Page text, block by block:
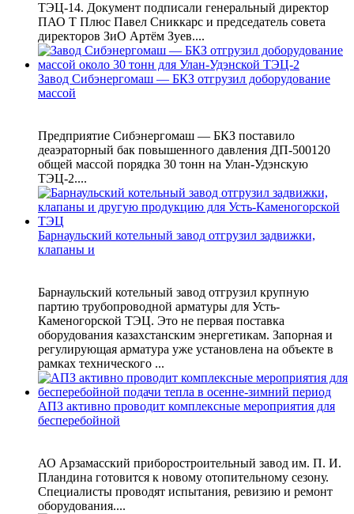
ТЭЦ-14. Документ подписали генеральный директор
ПАО Т Плюс Павел Сниккарс и председатель совета
директоров ЗиО Артём Зуев....
Завод Сибэнергомаш — БКЗ отгрузил доборудование
массой
Предприятие Сибэнергомаш — БКЗ поставило
деаэраторный бак повышенного давления ДП‑500120
общей массой порядка 30 тонн на Улан‑Удэнскую
ТЭЦ‑2....
Барнаульский котельный завод отгрузил задвижки,
клапаны и
Барнаульский котельный завод отгрузил крупную
партию трубопроводной арматуры для Усть-
Каменогорской ТЭЦ. Это не первая поставка
оборудования казахстанским энергетикам. Запорная и
регулирующая арматура уже установлена на объекте в
рамках технического ...
АПЗ активно проводит комплексные мероприятия для
бесперебойной
АО Арзамасский приборостроительный завод им. П. И.
Пландина готовится к новому отопительному сезону.
Специалисты проводят испытания, ревизию и ремонт
оборудования....